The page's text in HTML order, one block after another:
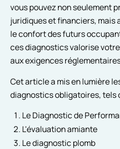
vous pouvez non seulement
juridiques et financiers, mais
le confort des futurs
ces diagnostics valorise
aux exigences
Cet article a mis en lumière
diagnostics obligatoires, tels
Le Diagnostic de
L'évaluation amiante
Le diagnostic plomb